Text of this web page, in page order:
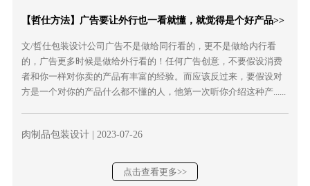
【哲仕方法】广告要让外行也一看就懂，就觉得是个好产品>>
文/哲仕包装设计公司广告不是做给同行看的，更不是做给内行看
的，广告更多时候是做给外行看的！任何广告创意，不要假设消费
者和你一样对你卖的产品有丰富的经验。而应该反过来，要假设对
方是一个对你的产品什么都不懂的人，他第一次听你介绍这种产......
肉制品包装设计| 2023-07-26
点击查看更多>>